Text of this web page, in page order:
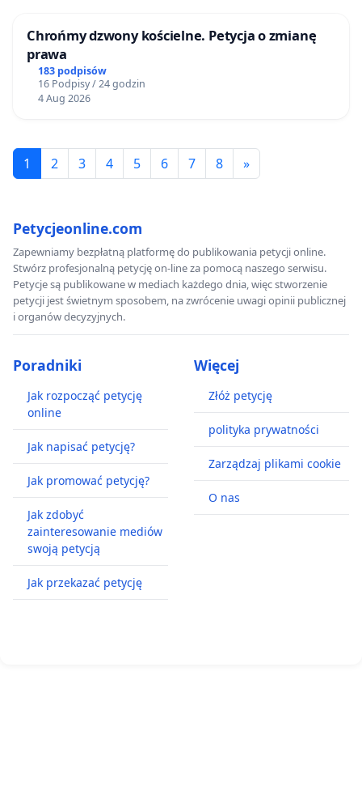
Chrońmy dzwony kościelne. Petycja o zmianę
prawa
183 podpisów
16 Podpisy / 24 godzin
4 Aug 2026
1 2 3 4 5 6 7 8 »
Petycjeonline.com
Zapewniamy bezpłatną platformę do publikowania petycji online.
Stwórz profesjonalną petycję on-line za pomocą naszego serwisu.
Petycje są publikowane w mediach każdego dnia, więc stworzenie
petycji jest świetnym sposobem, na zwrócenie uwagi opinii publicznej
i organów decyzyjnych.
Poradniki
Jak rozpocząć petycję
online
Jak napisać petycję?
Jak promować petycję?
Jak zdobyć
zainteresowanie mediów
swoją petycją
Jak przekazać petycję
Więcej
Złóż petycję
polityka prywatności
Zarządzaj plikami cookie
O nas